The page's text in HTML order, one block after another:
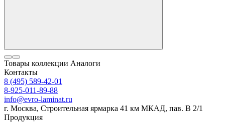
Товары коллекции Аналоги
Контакты
8 (495) 589-42-01
8-925-011-89-88
info@evro-laminat.ru
г. Москва, Строительная ярмарка 41 км МКАД, пав. В 2/1
Продукция